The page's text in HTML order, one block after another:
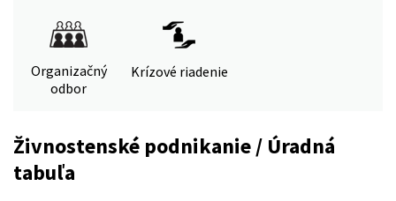
Organizačný
odbor
Krízové riadenie
Živnostenské podnikanie / Úradná
tabuľa